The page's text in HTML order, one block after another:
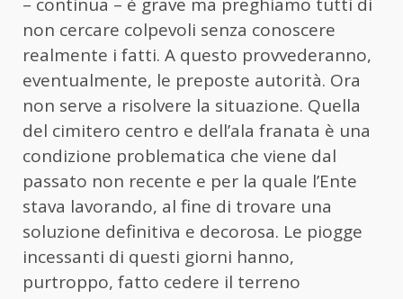
non cercare colpevoli senza conoscere
realmente i fatti. A questo provvederanno,
eventualmente, le preposte autorità. Ora
non serve a risolvere la situazione. Quella
del cimitero centro e dell’ala franata è una
condizione problematica che viene dal
passato non recente e per la quale l’Ente
stava lavorando, al fine di trovare una
soluzione definitiva e decorosa. Le piogge
incessanti di questi giorni hanno,
purtroppo, fatto cedere il terreno